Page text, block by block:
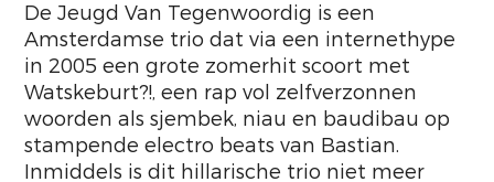
De Jeugd Van Tegenwoordig is een
Amsterdamse trio dat via een internethype
in 2005 een grote zomerhit scoort met
Watskeburt?!, een rap vol zelfverzonnen
woorden als sjembek, niau en baudibau op
stampende electro beats van Bastian.
Inmiddels is dit hillarische trio niet meer